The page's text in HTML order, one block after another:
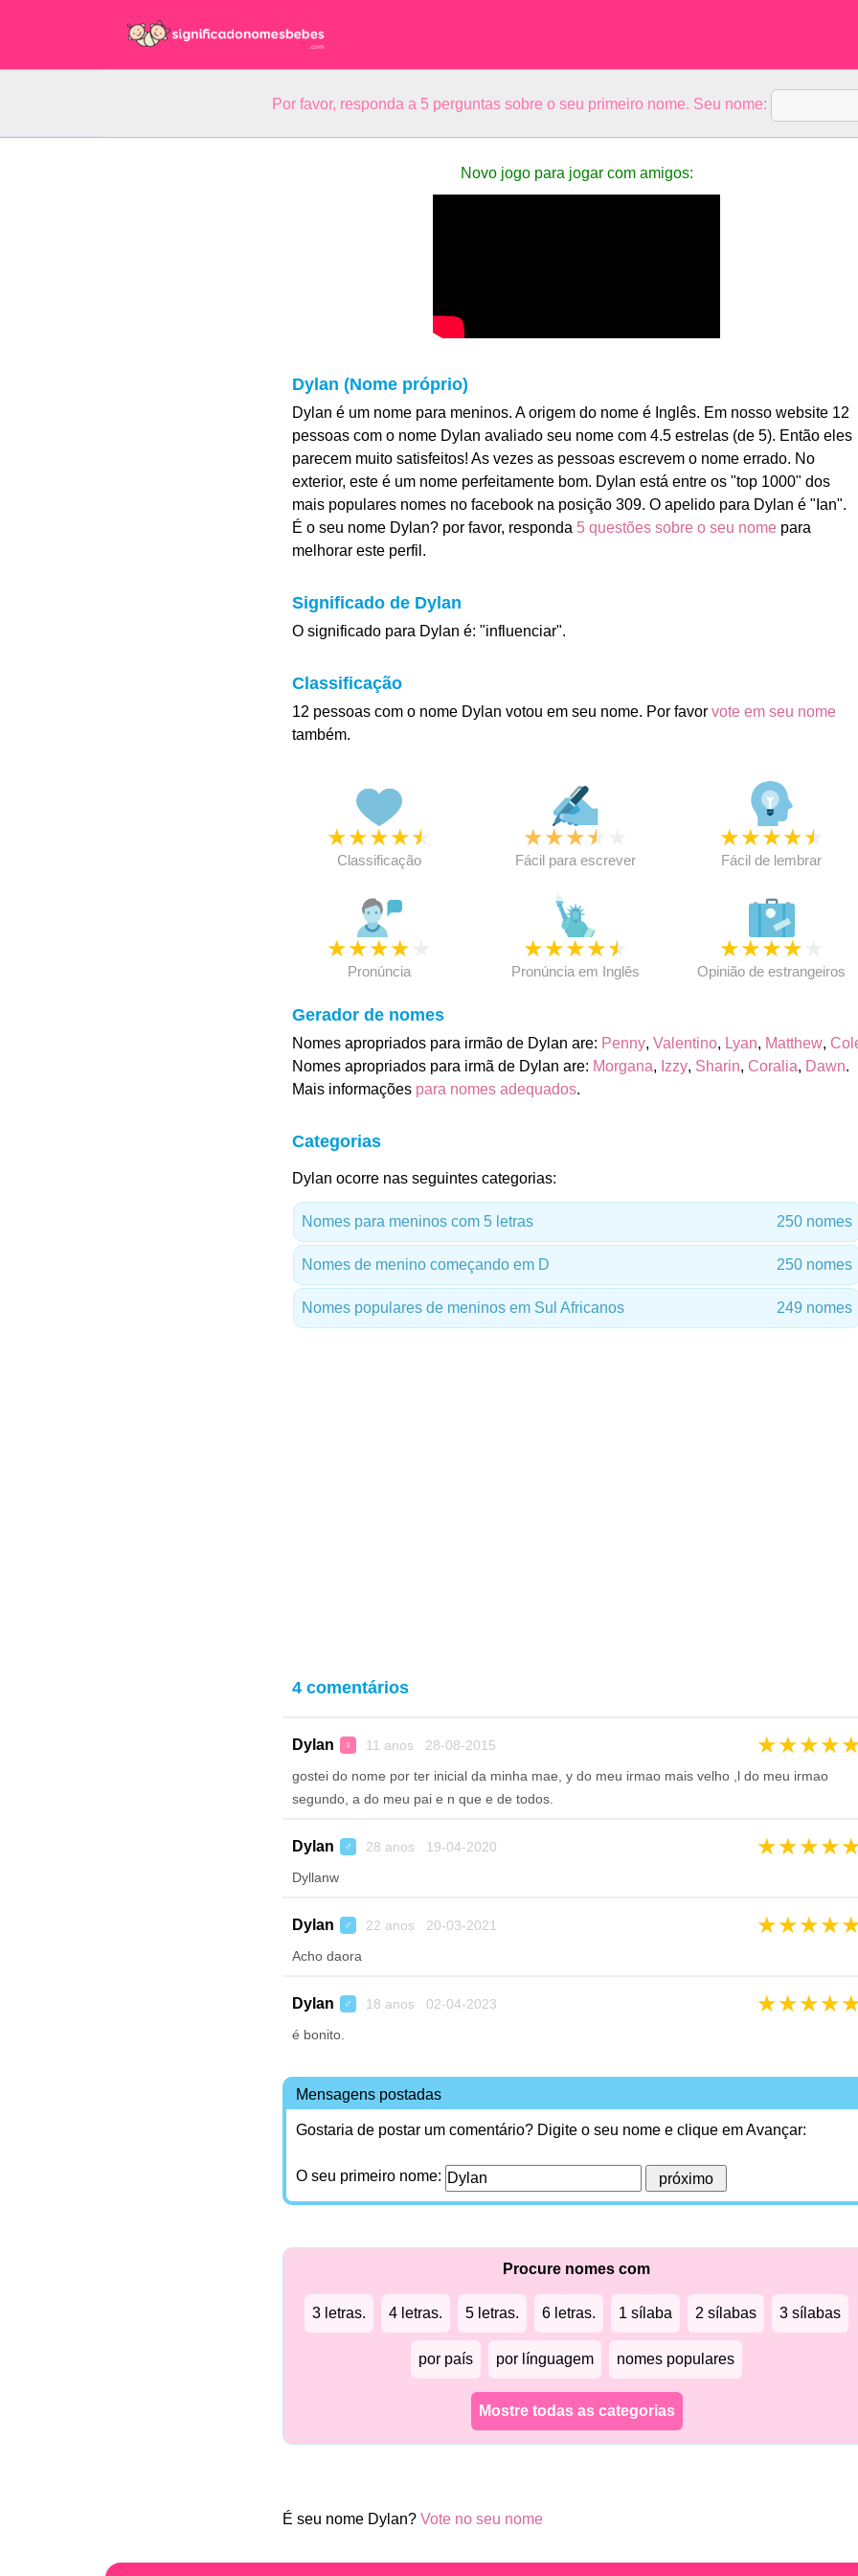
Por favor, responda a 5 perguntas sobre o seu primeiro nome. Seu nome:
Novo jogo para jogar com amigos:
Dylan (Nome próprio)
Dylan é um nome para meninos. A origem do nome é Inglês. Em nosso website 12
pessoas com o nome Dylan avaliado seu nome com 4.5 estrelas (de 5). Então eles
parecem muito satisfeitos! As vezes as pessoas escrevem o nome errado. No
exterior, este é um nome perfeitamente bom. Dylan está entre os "top 1000" dos
mais populares nomes no facebook na posição 309. O apelido para Dylan é "Ian".
É o seu nome Dylan? por favor, responda 5 questões sobre o seu nomepara
melhorar este perfil.
Significado de Dylan
O significado para Dylan é: "influenciar".
Classificação
12 pessoas com o nome Dylan votou em seu nome. Por favor vote em seu nome
também.
★★★★★
Classificação
★★★★
Fácil para escrever
★★★★★
Fácil de lembrar
★★★★
Pronúncia
★★★★★
Pronúncia em Inglês
★★★★
Opinião de estrangeiros
Gerador de nomes
Nomes apropriados para irmão de Dylan are: Penny, Valentino, Lyan, Matthew,
Nomes apropriados para irmã de Dylan are: Morgana, Izzy, Sharin, Coralia, Dawn.
Mais informações para nomes adequados.
Categorias
Dylan ocorre nas seguintes categorias:
Nomes para meninos com 5 letras 250 nomes
Nomes de menino começando em D 250 nomes
Nomes populares de meninos em Sul Africanos 249 nomes
4 comentários
Dylan ♀ 11 anos 28-08-2015 ★★★★
gostei do nome por ter inicial da minha mae, y do meu irmao mais velho ,l do meu irmao
segundo, a do meu pai e n que e de todos.
Dylan ♂ 28 anos 19-04-2020 ★★★★
Dyllanw
Dylan ♂ 22 anos 20-03-2021 ★★★★
Acho daora
Dylan ♂ 18 anos 02-04-2023 ★★★★
é bonito.
Mensagens postadas
Gostaria de postar um comentário? Digite o seu nome e clique em Avançar:
O seu primeiro nome:
Procure nomes com
3 letras. 4 letras. 5 letras. 6 letras. 1 sílaba 2 sílabas 3 sílabas
por país por línguagem nomes populares
Mostre todas as categorias
É seu nome Dylan? Vote no seu nome